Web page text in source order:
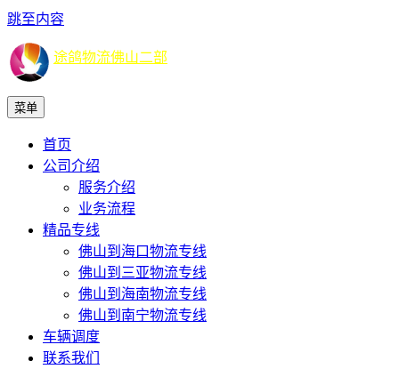
跳至内容
途鸽物流佛山二部
菜单
首页
公司介绍
服务介绍
业务流程
精品专线
佛山到海口物流专线
佛山到三亚物流专线
佛山到海南物流专线
佛山到南宁物流专线
车辆调度
联系我们